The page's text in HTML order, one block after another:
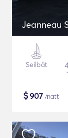
Jeanneau
Seilbåt
$907 /natt